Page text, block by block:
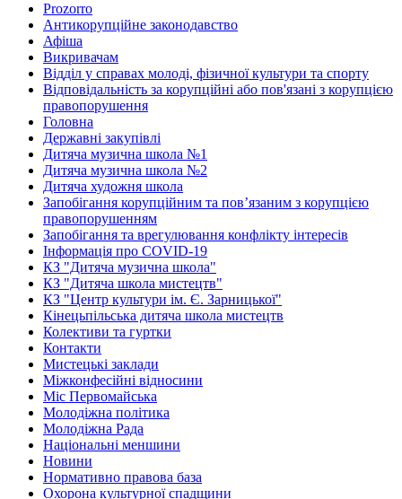
Prozorro
Антикорупційне законодавство
Афіша
Викривачам
Відділ у справах молоді, фізичної культури та спорту
Відповідальність за корупційні або пов'язані з корупцією
правопорушення
Головна
Державні закупівлі
Дитяча музична школа №1
Дитяча музична школа №2
Дитяча художня школа
Запобігання корупційним та пов’язаним з корупцією
правопорушенням
Запобігання та врегулювання конфлікту інтересів
Інформація про COVID-19
КЗ "Дитяча музична школа"
КЗ "Дитяча школа мистецтв"
КЗ "Центр культури ім. Є. Зарницької"
Кінецьпільська дитяча школа мистецтв
Колективи та гуртки
Контакти
Мистецькі заклади
Міжконфесійні відносини
Міс Первомайська
Молодіжна політика
Молодіжна Рада
Національні меншини
Новини
Нормативно правова база
Охорона культурної спадщини